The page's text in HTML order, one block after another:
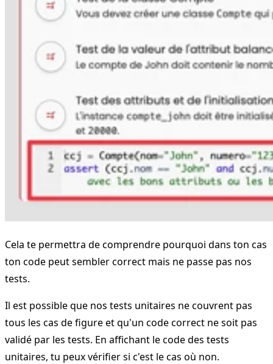
Cela te permettra de comprendre pourquoi dans ton cas
ton code peut sembler correct mais ne passe pas nos
tests.
Il est possible que nos tests unitaires ne couvrent pas
tous les cas de figure et qu'un code correct ne soit pas
validé par les tests. En affichant le code des tests
unitaires, tu peux vérifier si c'est le cas où non.